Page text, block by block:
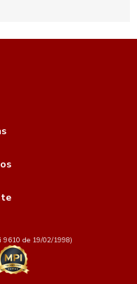
9610 de 19/02/1998)